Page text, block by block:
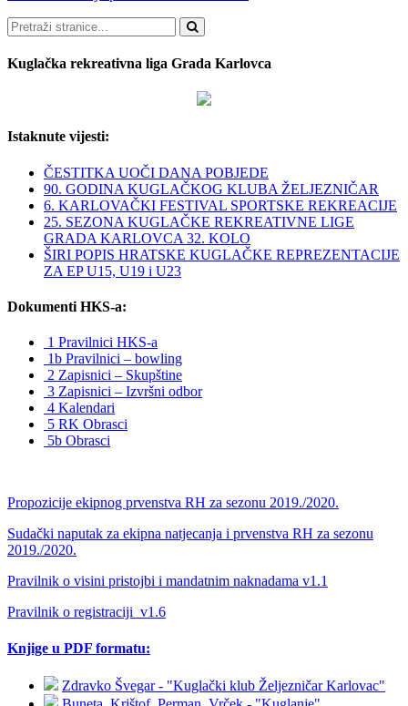
Pretraži
Kuglačka rekreativna liga Grada Karlovca
Istaknute vijesti:
ČESTITKA UOČI DANA POBJEDE
90. GODINA KUGLAČKOG KLUBA ŽELJEZNIČAR
6. KARLOVAČKI FESTIVAL SPORTSKE REKREACIJE
25. SEZONA KUGLAČKE REKREATIVNE LIGE
GRADA KARLOVCA 32. KOLO
ŠIRI POPIS HRATSKE KUGLAČKE REPREZENTACIJE
ZA EP U15, U19 i U23
Dokumenti HKS-a:
1 Pravilnici HKS-a
1b Pravilnici – bowling
2 Zapisnici – Skupštine
3 Zapisnici – Izvršni odbor
4 Kalendari
5 RK Obrasci
5b Obrasci
Propozicije ekipnog prvenstva RH za sezonu 2019./2020.
Sudački naputak za ekipna natjecanja i prvenstva RH za sezonu
2019./2020.
Pravilnik o visini pristojbi i mandatnim naknadama v1.1
Pravilnik o registraciji_v1.6
Knjige u PDF formatu:
Zdravko Švegar - "Kuglački klub Željezničar Karlovac"